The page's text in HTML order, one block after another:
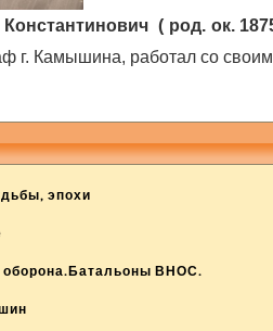
( род. ок.
г. Камышина, работал со
эпохи
оборона.Батальоны ВНОС.